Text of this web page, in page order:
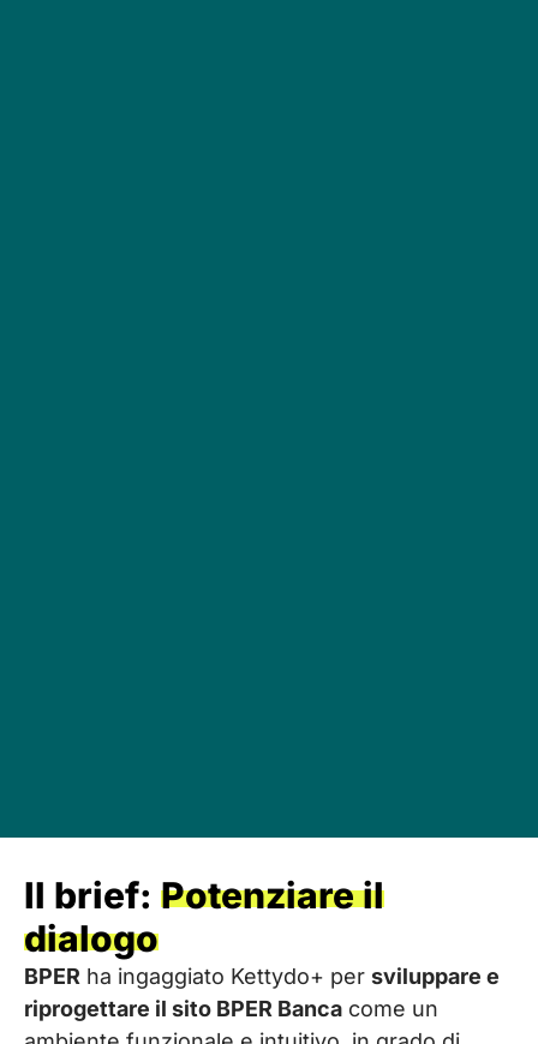
Il brief: Potenziare il
dialogo
BPER ha ingaggiato Kettydo+ per sviluppare e
riprogettare il sito BPER Banca come un